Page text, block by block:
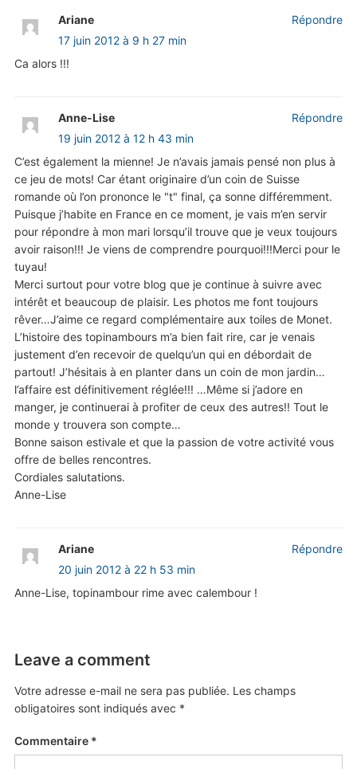
Ariane
17 juin 2012 à 9 h 27 min
Ca alors !!!
Répondre
Anne-Lise
19 juin 2012 à 12 h 43 min
C’est également la mienne! Je n’avais jamais pensé non plus à
ce jeu de mots! Car étant originaire d’un coin de Suisse
romande où l’on prononce le "t" final, ça sonne différemment.
Puisque j’habite en France en ce moment, je vais m’en servir
pour répondre à mon mari lorsqu’il trouve que je veux toujours
avoir raison!!! Je viens de comprendre pourquoi!!!Merci pour le
tuyau!
Merci surtout pour votre blog que je continue à suivre avec
intérêt et beaucoup de plaisir. Les photos me font toujours
rêver…J’aime ce regard complémentaire aux toiles de Monet.
L’histoire des topinambours m’a bien fait rire, car je venais
justement d’en recevoir de quelqu’un qui en débordait de
partout! J’hésitais à en planter dans un coin de mon jardin…
l’affaire est définitivement réglée!!! …Même si j’adore en
manger, je continuerai à profiter de ceux des autres!! Tout le
monde y trouvera son compte…
Bonne saison estivale et que la passion de votre activité vous
offre de belles rencontres.
Cordiales salutations.
Anne-Lise
Répondre
Ariane
20 juin 2012 à 22 h 53 min
Anne-Lise, topinambour rime avec calembour !
Répondre
Leave a comment
Votre adresse e-mail ne sera pas publiée. Les champs
obligatoires sont indiqués avec *
Commentaire *